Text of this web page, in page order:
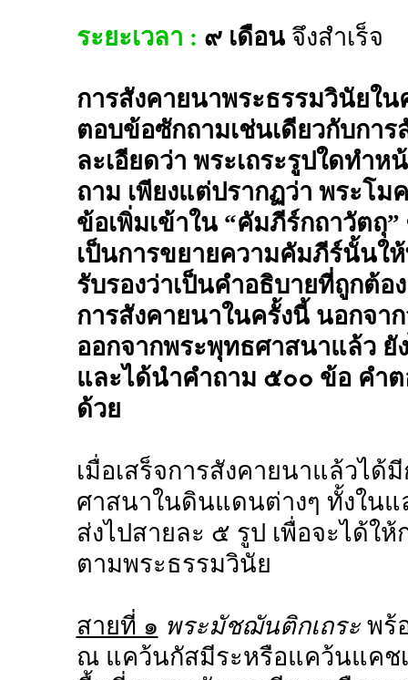
ระยะเวลา : ๙ เดือนจึงสำเร็จ
การสังคายนาพระธรรมวินัยใ
ตอบข้อซักถามเช่นเดียวกับกา
ละเอียดว่า พระเถระรูปใดทำ
ถาม เพียงแต่ปรากฏว่า พระโ
ข้อเพิ่มเข้าใน “คัมภีร์กถาวัตถุ
เป็นการขยายความคัมภีร์นั้นใ
รับรองว่าเป็นคำอธิบายที่ถูกต้
การสังคายนาในครั้งนี้ นอกจา
ออกจากพระพุทธศาสนาแล้ว
และได้นำคำถาม ๕๐๐ ข้อ คำ
ด้วย
เมื่อเสร็จการสังคายนาแล้วไ
ศาสนาในดินแดนต่างๆ ทั้งในแ
ส่งไปสายละ ๕ รูป เพื่อจะได้ใ
ตามพระธรรมวินัย
สายที่ ๑ พระมัชฌันติกเถระพร้
ณ แคว้นกัสมีระหรือแคว้นแคช